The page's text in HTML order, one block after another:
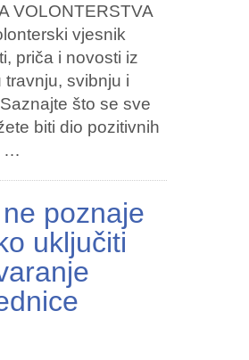
VOLONTERSTVA
vjesnik
priča i novosti iz
svibnju i
što se sve
biti dio pozitivnih
…
poznaje
uključiti